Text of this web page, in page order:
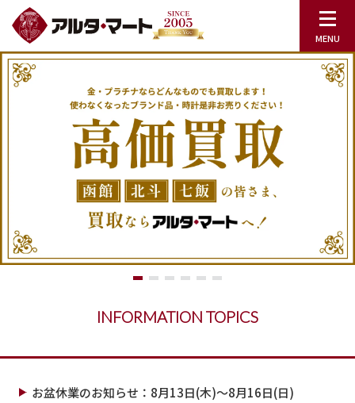
INFORMATION TOPICS
お盆休業のお知らせ：8月13日(木)～8月16日(日)